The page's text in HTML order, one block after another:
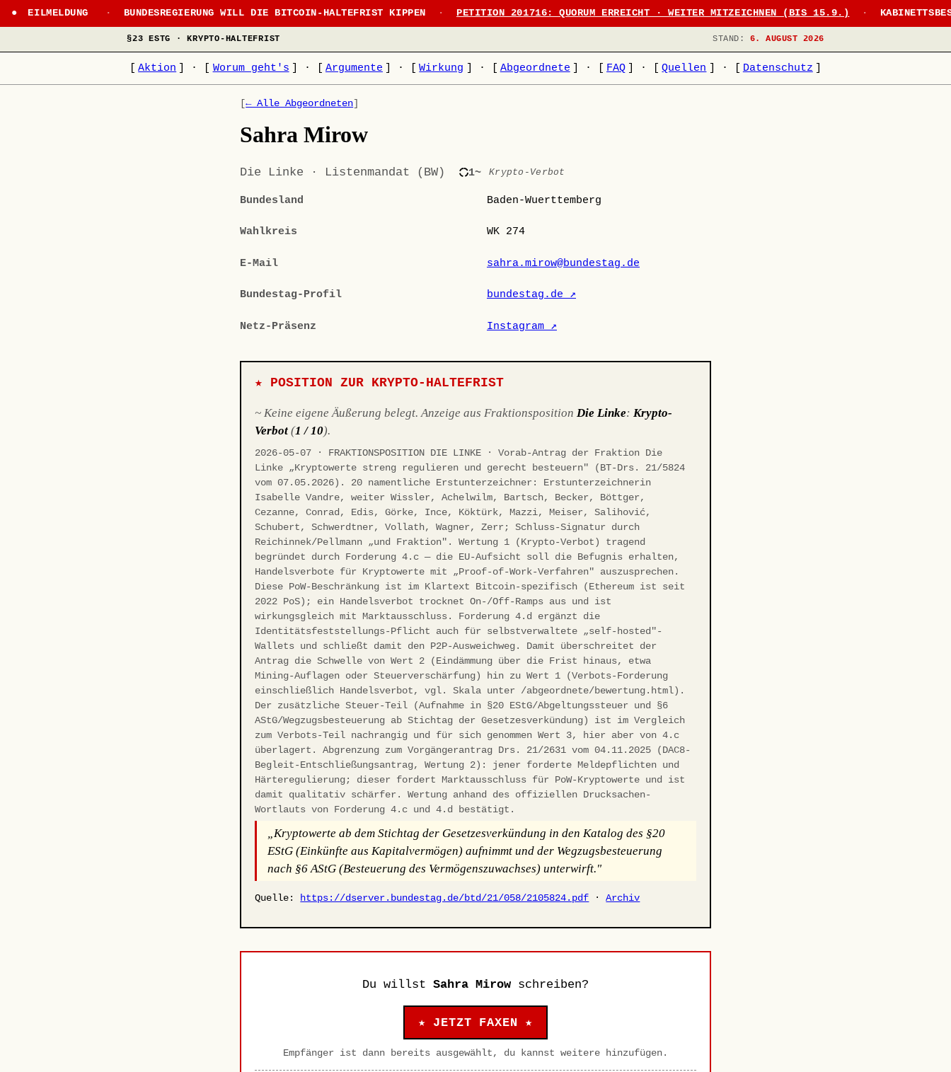
EILMELDUNG · BUNDESREGIERUNG WILL DIE BITCOIN-HALTEFRIST KIPPEN · PETITION 201716: QUORUM ERREICHT · WEITER MITZEICHNEN (BIS 15.9.) ·
§23 ESTG · KRYPTO-HALTEFRIST STAND: 6. AUGUST 2026
Aktion · Worum geht's · Argumente · Wirkung · Abgeordnete · FAQ · Quellen · Datenschutz
[← Alle Abgeordneten]
Sahra Mirow
Die Linke · Listenmandat (BW) 1~ Krypto-Verbot
Bundesland Baden-Wuerttemberg
Wahlkreis WK 274
E-Mail sahra.mirow@bundestag.de
Bundestag-Profil bundestag.de ↗
Netz-Präsenz Instagram ↗
★ POSITION ZUR KRYPTO-HALTEFRIST
~ Keine eigene Äußerung belegt. Anzeige aus Fraktionsposition Die Linke: Krypto-
Verbot (1 / 10).
2026-05-07 · FRAKTIONSPOSITION DIE LINKE · Vorab-Antrag der Fraktion Die
Linke „Kryptowerte streng regulieren und gerecht besteuern" (BT-Drs. 21/5824
vom 07.05.2026). 20 namentliche Erstunterzeichner: Erstunterzeichnerin
Isabelle Vandre, weiter Wissler, Achelwilm, Bartsch, Becker, Böttger,
Cezanne, Conrad, Edis, Görke, Ince, Köktürk, Mazzi, Meiser, Salihović,
Schubert, Schwerdtner, Vollath, Wagner, Zerr; Schluss-Signatur durch
Reichinnek/Pellmann „und Fraktion". Wertung 1 (Krypto-Verbot) tragend
begründet durch Forderung 4.c — die EU-Aufsicht soll die Befugnis erhalten,
Handelsverbote für Kryptowerte mit „Proof-of-Work-Verfahren" auszusprechen.
Diese PoW-Beschränkung ist im Klartext Bitcoin-spezifisch (Ethereum ist seit
2022 PoS); ein Handelsverbot trocknet On-/Off-Ramps aus und ist
wirkungsgleich mit Marktausschluss. Forderung 4.d ergänzt die
Identitätsfeststellungs-Pflicht auch für selbstverwaltete „self-hosted"-
Wallets und schließt damit den P2P-Ausweichweg. Damit überschreitet der
Antrag die Schwelle von Wert 2 (Eindämmung über die Frist hinaus, etwa
Mining-Auflagen oder Steuerverschärfung) hin zu Wert 1 (Verbots-Forderung
einschließlich Handelsverbot, vgl. Skala unter /abgeordnete/bewertung.html).
Der zusätzliche Steuer-Teil (Aufnahme in §20 EStG/Abgeltungssteuer und §6
AStG/Wegzugsbesteuerung ab Stichtag der Gesetzesverkündung) ist im Vergleich
zum Verbots-Teil nachrangig und für sich genommen Wert 3, hier aber von 4.c
überlagert. Abgrenzung zum Vorgängerantrag Drs. 21/2631 vom 04.11.2025 (DAC8-
Begleit-Entschließungsantrag, Wertung 2): jener forderte Meldepflichten und
Härteregulierung; dieser fordert Marktausschluss für PoW-Kryptowerte und ist
damit qualitativ schärfer. Wertung anhand des offiziellen Drucksachen-
Wortlauts von Forderung 4.c und 4.d bestätigt.
„Kryptowerte ab dem Stichtag der Gesetzesverkündung in den Katalog des §20
EStG (Einkünfte aus Kapitalvermögen) aufnimmt und der Wegzugsbesteuerung
nach §6 AStG (Besteuerung des Vermögenszuwachses) unterwirft."
Quelle: https://dserver.bundestag.de/btd/21/058/2105824.pdf ·Archiv
Du willst Sahra Mirow schreiben?
★ JETZT FAXEN ★
Empfänger ist dann bereits ausgewählt, du kannst weitere hinzufügen.